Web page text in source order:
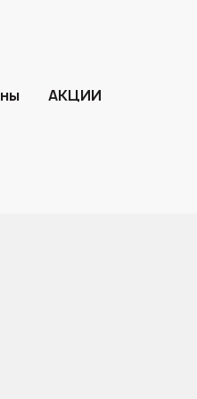
АКЦИИ